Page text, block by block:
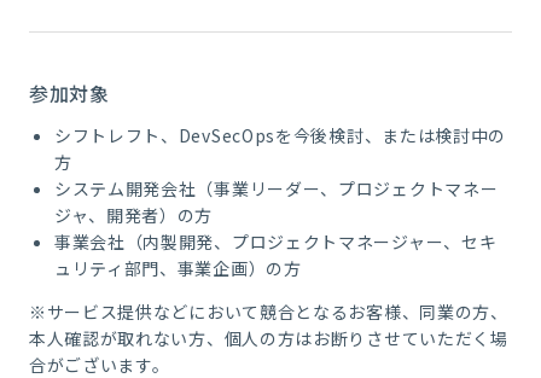
参加対象
シフトレフト、DevSecOpsを今後検討、または検討中の
方
システム開発会社（事業リーダー、プロジェクトマネー
ジャ、開発者）の方
事業会社（内製開発、プロジェクトマネージャー、セキ
ュリティ部門、事業企画）の方
※サービス提供などにおいて競合となるお客様、 同業の方、
本人確認が取れない方、個人の方はお断りさせていただく場
合がございます。